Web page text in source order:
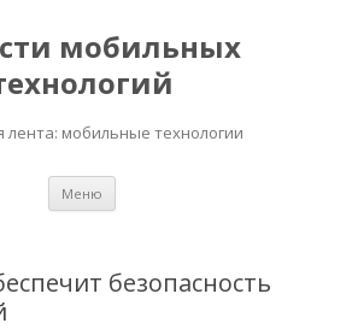
мобильных
лента: мобильные технологии
Меню
безопасность